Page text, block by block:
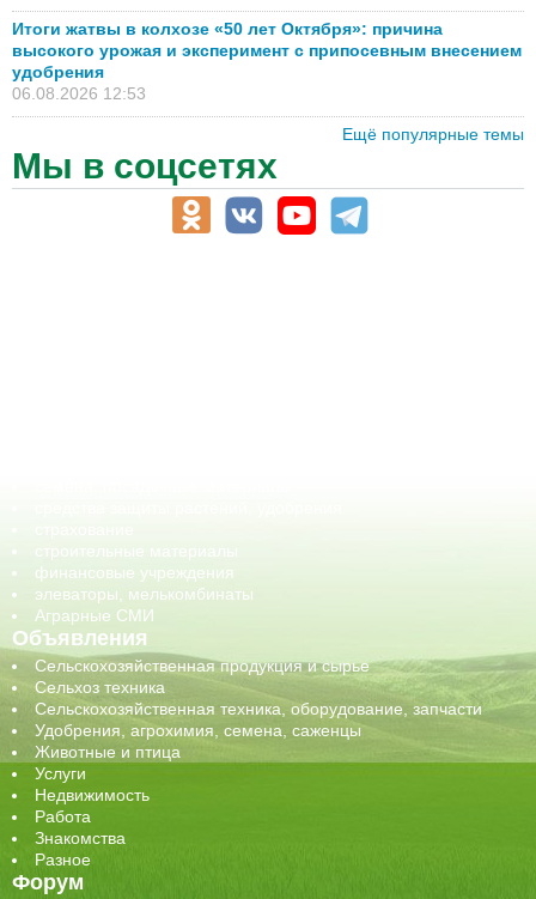
Итоги жатвы в колхозе «50 лет Октября»: причина
высокого урожая и эксперимент с припосевным внесением
удобрения
06.08.2026 12:53
Ещё популярные темы
Мы в соцсетях
строительные материалы
финансовые учреждения
элеваторы, мелькомбинаты
Аграрные СМИ
Объявления
Сельскохозяйственная продукция и сырье
Сельхоз техника
Сельскохозяйственная техника, оборудование, запчасти
Удобрения, агрохимия, семена, саженцы
Животные и птица
Услуги
Недвижимость
Работа
Знакомства
Разное
Форум